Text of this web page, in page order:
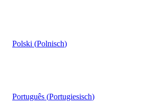
Polski (Polnisch)
Português (Portugiesisch)